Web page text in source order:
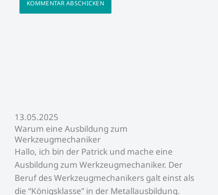
13.05.2025
Warum eine Ausbildung zum
Werkzeugmechaniker
Hallo, ich bin der Patrick und mache eine
Ausbildung zum Werkzeugmechaniker. Der
Beruf des Werkzeugmechanikers galt einst als
die “Königsklasse” in der Metallausbildung.